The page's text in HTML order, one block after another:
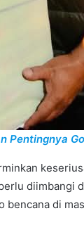
Pentingnya
diimbangi
di